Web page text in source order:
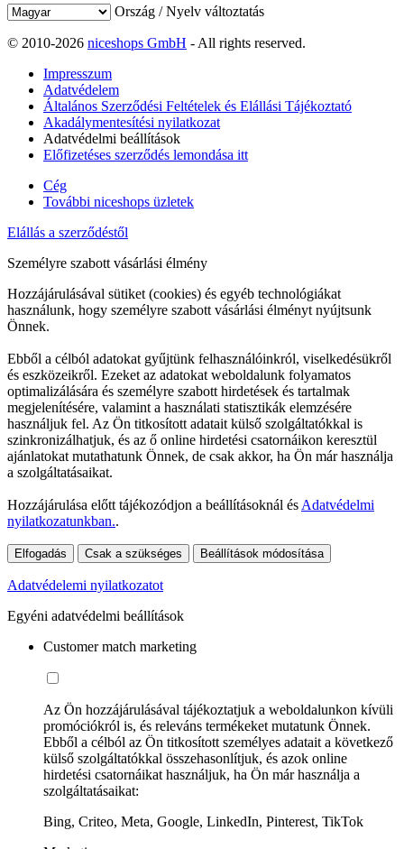
Ország / Nyelv változtatás
© 2010-2026 niceshops GmbH - All rights reserved.
Impresszum
Adatvédelem
Általános Szerződési Feltételek és Elállási Tájékoztató
Akadálymentesítési nyilatkozat
Adatvédelmi beállítások
Előfizetéses szerződés lemondása itt
Cég
További niceshops üzletek
Elállás a szerződéstől
Személyre szabott vásárlási élmény
Hozzájárulásával sütiket (cookies) és egyéb technológiákat
használunk, hogy személyre szabott vásárlási élményt nyújtsunk
Önnek.
Ebből a célból adatokat gyűjtünk felhasználóinkról, viselkedésükről
és eszközeikről. Ezeket az adatokat weboldalunk folyamatos
optimalizálására és személyre szabott hirdetések és tartalmak
megjelenítésére, valamint a használati statisztikák elemzésére
használjuk fel. Az Ön titkosított adatait külső szolgáltatókkal is
szinkronizálhatjuk, és az ő online hirdetési csatornáikon keresztül
ajánlatokat mutathatunk Önnek, de csak akkor, ha Ön már használja
a szolgáltatásaikat.
Hozzájárulása előtt tájékozódjon a beállításoknál és Adatvédelmi
nyilatkozatunkban..
Elfogadás Csak a szükséges Beállítások módosítása
Adatvédelemi nyilatkozatot
Egyéni adatvédelmi beállítások
Customer match marketing
Az Ön hozzájárulásával tájékoztatjuk a weboldalunkon kívüli
promóciókról is, és releváns termékeket mutatunk Önnek.
Ebből a célból az Ön titkosított személyes adatait a következő
külső szolgáltatókkal összehasonlítjuk, és azok online
hirdetési csatornáikat használjuk, ha Ön már használja a
szolgáltatásaikat:
Bing, Criteo, Meta, Google, LinkedIn, Pinterest, TikTok